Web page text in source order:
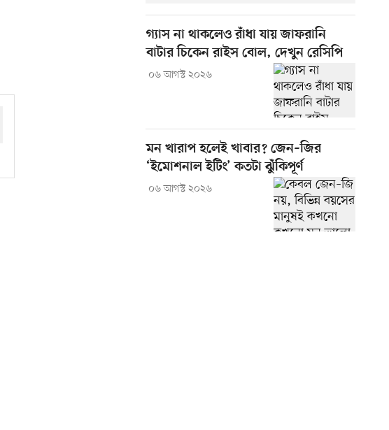
গ্যাস না থাকলেও রাঁধা যায় জাফরানি
বাটার চিকেন রাইস বোল, দেখুন রেসিপি
০৬ আগস্ট ২০২৬
মন খারাপ হলেই খাবার? জেন–জির
‘ইমোশনাল ইটিং’ কতটা ঝুঁকিপূর্ণ
০৬ আগস্ট ২০২৬